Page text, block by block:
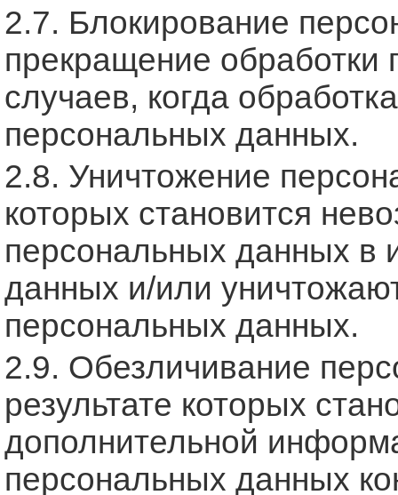
2.7. Блокирование
прекращение
случаев, когда
персональных данных.
2.8. Уничтожение
которых становится
персональных данных в
данных и/или
персональных данных.
2.9. Обезличивание
результате которых
дополнительной
персональных данных